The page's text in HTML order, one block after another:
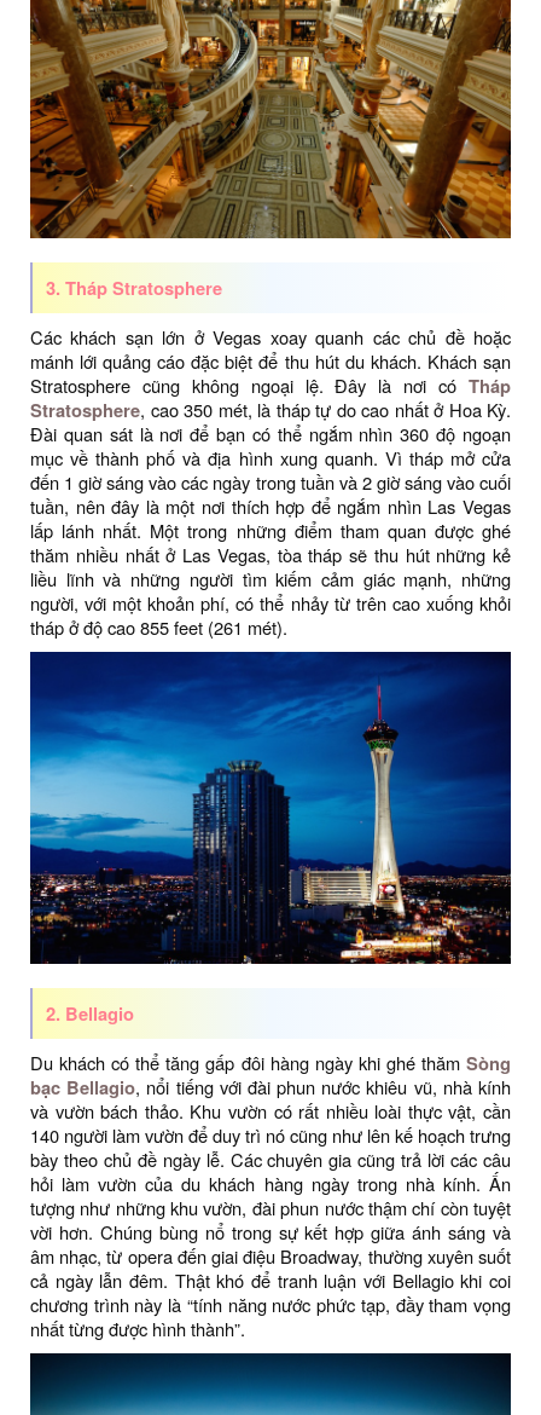
3. Tháp Stratosphere
Các khách sạn lớn ở Vegas xoay quanh các chủ đề hoặc
mánh lới quảng cáo đặc biệt để thu hút du khách. Khách sạn
Stratosphere cũng không ngoại lệ. Đây là nơi có Tháp
Stratosphere, cao 350 mét, là tháp tự do cao nhất ở Hoa Kỳ.
Đài quan sát là nơi để bạn có thể ngắm nhìn 360 độ ngoạn
mục về thành phố và địa hình xung quanh. Vì tháp mở cửa
đến 1 giờ sáng vào các ngày trong tuần và 2 giờ sáng vào cuối
tuần, nên đây là một nơi thích hợp để ngắm nhìn Las Vegas
lấp lánh nhất. Một trong những điểm tham quan được ghé
thăm nhiều nhất ở Las Vegas, tòa tháp sẽ thu hút những kẻ
liều lĩnh và những người tìm kiếm cảm giác mạnh, những
người, với một khoản phí, có thể nhảy từ trên cao xuống khỏi
tháp ở độ cao 855 feet (261 mét).
2. Bellagio
Du khách có thể tăng gấp đôi hàng ngày khi ghé thăm Sòng
bạc Bellagio, nổi tiếng với đài phun nước khiêu vũ, nhà kính
và vườn bách thảo. Khu vườn có rất nhiều loài thực vật, cần
140 người làm vườn để duy trì nó cũng như lên kế hoạch trưng
bày theo chủ đề ngày lễ. Các chuyên gia cũng trả lời các câu
hỏi làm vườn của du khách hàng ngày trong nhà kính. Ấn
tượng như những khu vườn, đài phun nước thậm chí còn tuyệt
vời hơn. Chúng bùng nổ trong sự kết hợp giữa ánh sáng và
âm nhạc, từ opera đến giai điệu Broadway, thường xuyên suốt
cả ngày lẫn đêm. Thật khó để tranh luận với Bellagio khi coi
chương trình này là “tính năng nước phức tạp, đầy tham vọng
nhất từng được hình thành”.